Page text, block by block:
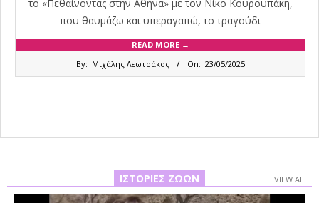
το «Πεθαίνοντας στην Αθήνα» με τον Νίκο Κουρουπάκη,
που θαυμάζω και υπεραγαπώ, το τραγούδι
READ MORE →
By: Μιχάλης Λεωτσάκος On: 23/05/2025
ΙΣΤΟΡΊΕΣ ΖΏΩΝ VIEW ALL